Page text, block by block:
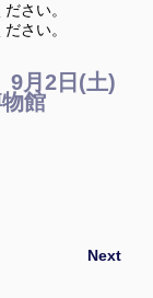
9月2日(土)
館
Next